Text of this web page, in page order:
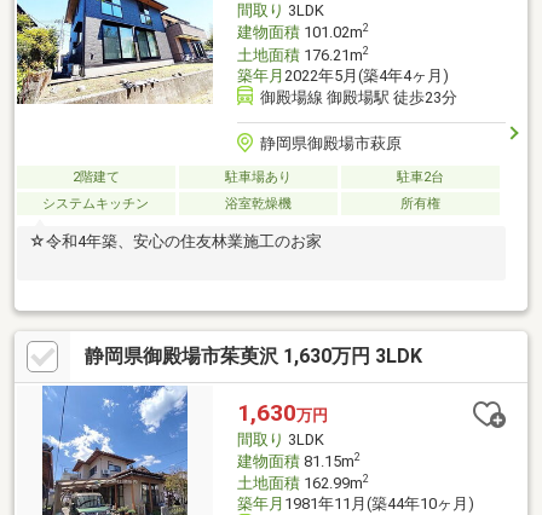
間取り 3LDK
建物面積101.02m2
土地面積176.21m2
築年月 2022年5月(築4年4ヶ月)
御殿場線 御殿場駅 徒歩23分
静岡県御殿場市萩原
2階建て 駐車場あり
駐車2台
システムキッチン
浴室乾燥機 所有権
☆令和4年築、安心の住友林業施工のお家
静岡県御殿場市茱萸沢 1,630万円 3LDK
1,630万円
間取り 3LDK
建物面積81.15m2
土地面積162.99m2
築年月 1981年11月(築44年10ヶ月)